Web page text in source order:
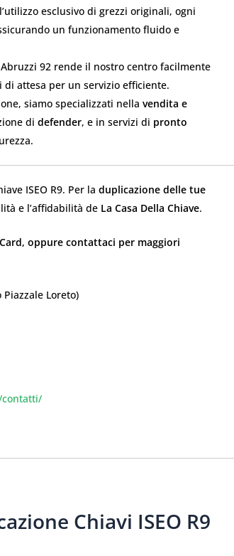
esclusivo di grezzi originali, ogni
un funzionamento fluido e
92 rende il nostro centro facilmente
attesa per un servizio efficiente.
siamo specializzati nella vendita e
di defender, e in servizi di pronto
ISEO R9. Per la duplicazione delle tue
e l’affidabilità de La Casa Della Chiave.
oppure contattaci per maggiori
Loreto)
Chiavi ISEO R9